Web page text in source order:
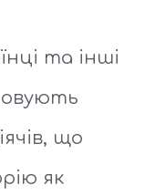
та інші
що
як